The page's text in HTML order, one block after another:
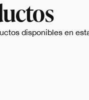
disponibles en